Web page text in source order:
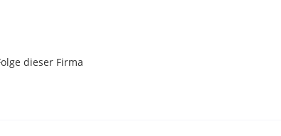
dieser Firma